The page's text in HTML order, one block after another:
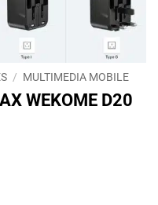
/ MULTIMEDIA MOBILE
WEKOME D20
số lượng